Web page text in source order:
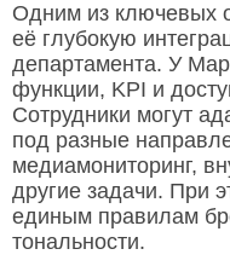
Одним из ключевых
её глубокую
департамента. У
функции, KPI и
Сотрудники могут
под разные
медиамониторинг,
другие задачи. При
единым правилам
тональности.